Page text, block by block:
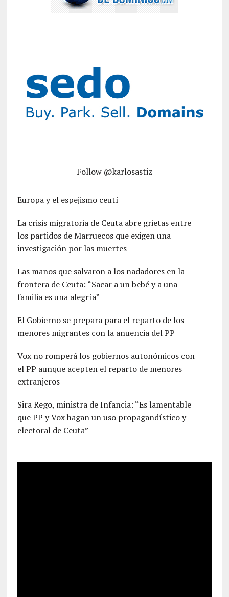
Follow @karlosastiz
Europa y el espejismo ceutí
La crisis migratoria de Ceuta abre grietas entre
los partidos de Marruecos que exigen una
investigación por las muertes
Las manos que salvaron a los nadadores en la
frontera de Ceuta: “Sacar a un bebé y a una
familia es una alegría”
El Gobierno se prepara para el reparto de los
menores migrantes con la anuencia del PP
Vox no romperá los gobiernos autonómicos con
el PP aunque acepten el reparto de menores
extranjeros
Sira Rego, ministra de Infancia: “Es lamentable
que PP y Vox hagan un uso propagandístico y
electoral de Ceuta”